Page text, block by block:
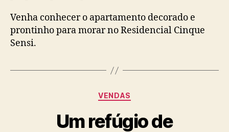
Venha conhecer o apartamento decorado e
prontinho para morar no Residencial Cinque
Sensi.
VENDAS
Um refúgio de